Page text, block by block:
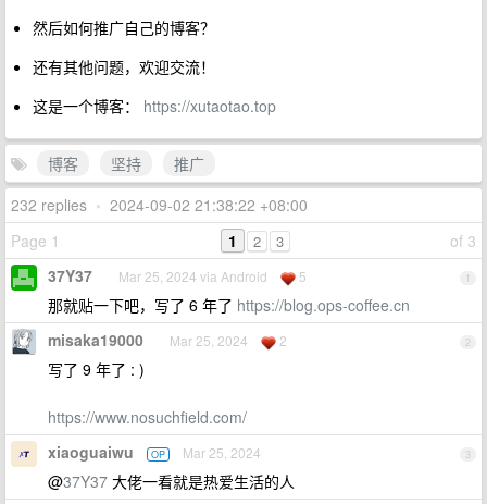
然后如何推广自己的博客？
还有其他问题，欢迎交流！
这是一个博客： https://xutaotao.top
博客 坚持
推广
232 replies • 2024-09-02 21:38:22 +08:00
Page 1
of 3
1 2 3
1
37Y37 Mar 25, 2024 via Android 5
那就贴一下吧，写了 6 年了 https://blog.ops-coffee.cn
2
misaka19000 Mar 25, 2024 2
写了 9 年了 : )
https://www.nosuchfield.com/
3
xiaoguaiwu OP Mar 25, 2024
@37Y37 大佬一看就是热爱生活的人